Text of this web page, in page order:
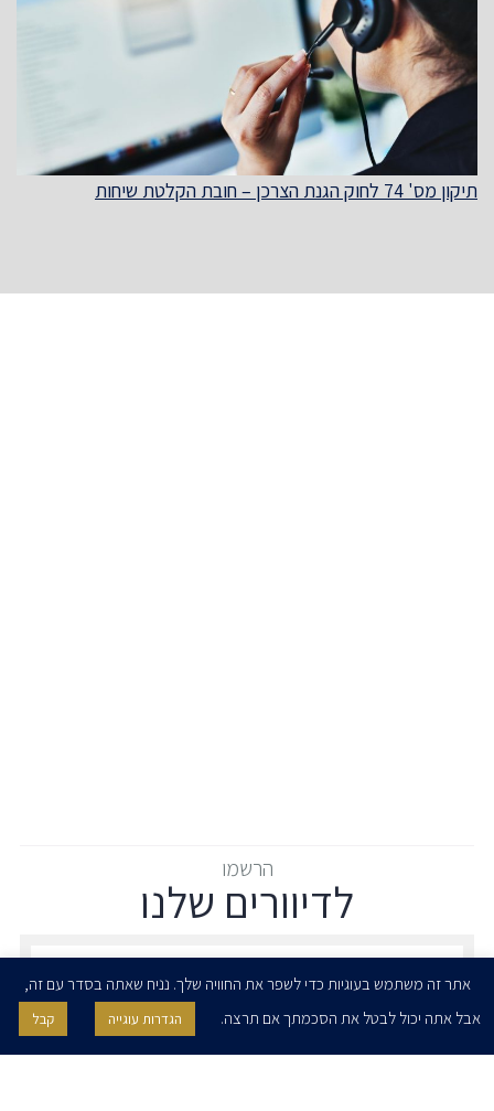
תיקון מס' 74 לחוק הגנת הצרכן – חובת הקלטת שיחות
הרשמו
לדיוורים שלנו
אני מאשר/ת בזאת להרצוג, פוקס, נאמן ושות' לשלוח לי ניוזלטרים,
הודעות והזמנות לאירועים וכנסים. אני רשאי/ת לחזור בי מהסכמתי לעיל בכל
אתר זה משתמש בעוגיות כדי לשפר את החוויה שלך. נניח שאתה בסדר עם זה,
אבל אתה יכול לבטל את הסכמתך אם תרצה.
הגדרות עוגייה קבל